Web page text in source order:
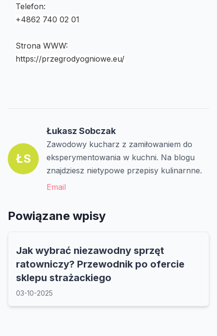
Telefon:
+4862 740 02 01
Strona WWW:
https://przegrodyogniowe.eu/
ŁS
Łukasz Sobczak
Zawodowy kucharz z zamiłowaniem do
eksperymentowania w kuchni. Na blogu
znajdziesz nietypowe przepisy kulinarnne.
Email
Powiązane wpisy
Jak wybrać niezawodny sprzęt
ratowniczy? Przewodnik po ofercie
sklepu strażackiego
03-10-2025